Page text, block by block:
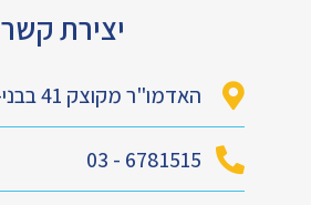
יצירת קשר
האדמו"ר מקוצק 41 בבני-ברק
6781515 - 03